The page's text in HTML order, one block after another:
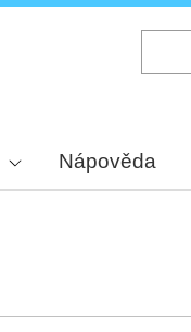
Nápověda